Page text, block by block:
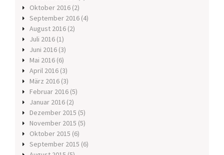
Oktober 2016 (2)
September 2016 (4)
August 2016 (2)
Juli 2016 (1)
Juni 2016 (3)
Mai 2016 (6)
April 2016 (3)
März 2016 (3)
Februar 2016 (5)
Januar 2016 (2)
Dezember 2015 (5)
November 2015 (5)
Oktober 2015 (6)
September 2015 (6)